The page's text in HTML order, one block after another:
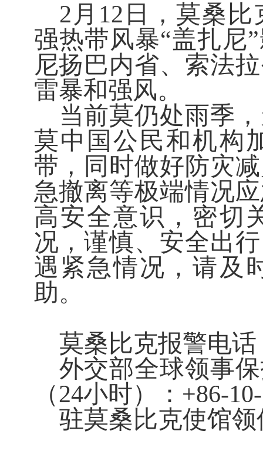
2月12日，莫桑
强热带风暴“盖扎尼
尼扬巴内省、索法
雷暴和强风。
当前莫仍处雨季
莫中国公民和机构
带，同时做好防灾
急撤离等极端情况
高安全意识，密切
况，谨慎、安全出
遇紧急情况，请及
助。
莫桑比克报警电话
外交部全球领事
（24小时）：+86-
驻莫桑比克使馆